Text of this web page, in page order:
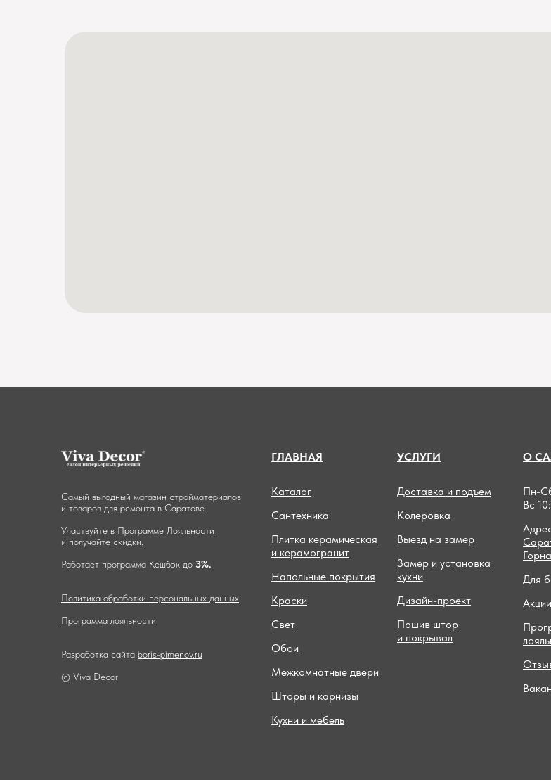
Самый выгодный магазин стройматериалов
и товаров для ремонта в Саратове.
Участвуйте в Программе Лояльности
и получайте скидки.
Работает программа Кешбэк до 3%.
Политика обработки персональных данных
Программа лояльности
Разработка сайта boris-pimenov.ru
© Viva Decor
ГЛАВНАЯ
Каталог
Сантехника
Плитка керамическая
и керамогранит
Напольные покрытия
Краски
Свет
Обои
Межкомнатные двери
Шторы и карнизы
Кухни и мебель
УСЛУГИ
Доставка и подъем
Колеровка
Выезд на замер
Замер и установка
кухни
Дизайн-проект
Пошив штор
и покрывал
О
Пн-
Вс
Для